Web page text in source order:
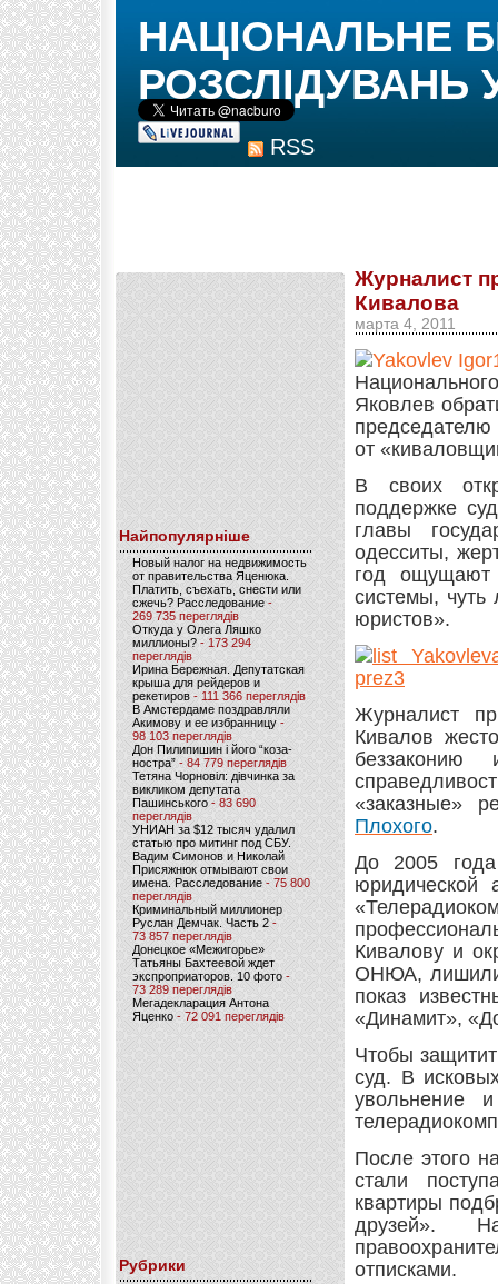
RSS
НАЦІОНАЛЬНЕ
РОЗСЛІДУВАНЬ
Найпопулярніше
Новый налог на недвижимость
от правительства Яценюка.
Платить, съехать, снести или
сжечь? Расследование-
269 735 переглядів
Откуда у Олега Ляшко
миллионы? - 173 294
переглядів
Ирина Бережная. Депутатская
крыша для рейдеров и
рекетиров - 111 366 переглядів
В Амстердаме поздравляли
Акимову и ее избранницу -
98 103 переглядів
Дон Пилипишин і його “коза-
ностра” - 84 779 переглядів
Тетяна Чорновіл: дівчинка за
викликом депутата
Пашинського- 83 690
переглядів
УНИАН за $12 тысяч удалил
статью про митинг под СБУ.
Вадим Симонов и Николай
Присяжнюк отмывают свои
имена. Расследование - 75 800
переглядів
Криминальный миллионер
Руслан Демчак. Часть 2-
73 857 переглядів
Донецкое «Межигорье»
Татьяны Бахтеевой ждет
экспроприаторов. 10 фото -
73 289 переглядів
Мегадекларация Антона
Яценко - 72 091 переглядів
Рубрики
Журналист
Кивалова
марта 4, 2011
Яковлев
от
В своих
поддержке
главы
одесситы,
год ощущают
системы, чуть
юристов».
Журналист
Кивалов
«заказные»
Плохого.
До 2005
Кивалову и
ОНЮА, лишили
показ
«Динамит»,
Чтобы
суд. В
увольнение
После этого
стали
квартиры
друзей».
отписками.